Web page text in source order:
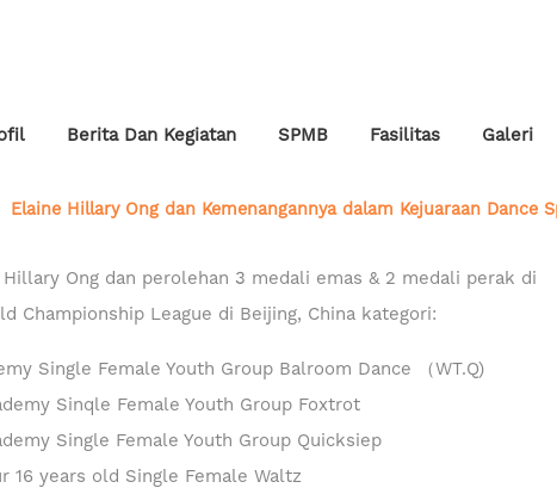
Berita Dan Kegiatan SPMB Fasilitas Galeri
Elaine Hillary Ong dan Kemenangannya dalam Kejuaraan Dance
Ong dan perolehan 3 medali emas & 2 medali perak di
Championship League di Beijing, China kategori:
Single Female Youth Group Balroom Dance （WT.Q)
Sinqle Female Youth Group Foxtrot
Single Female Youth Group Quicksiep
16 years old Single Female Waltz